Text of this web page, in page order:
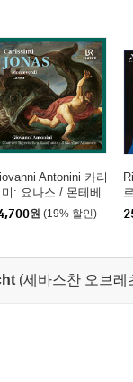
Antonini 카리
: 요나스 / 몬테베
: 리멘토 다리아나
(Carissimi: Jonas /
원 (19% 할인)
(세바스찬 오브레